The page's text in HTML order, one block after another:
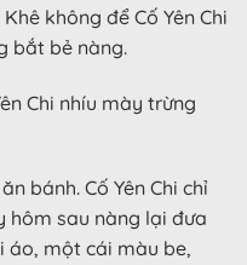
không để Cố Yên Chi
bắt bẻ nàng.
Chi nhíu mày trừng
bánh. Cố Yên Chi chỉ
hôm sau nàng lại đưa
áo, một cái màu be,